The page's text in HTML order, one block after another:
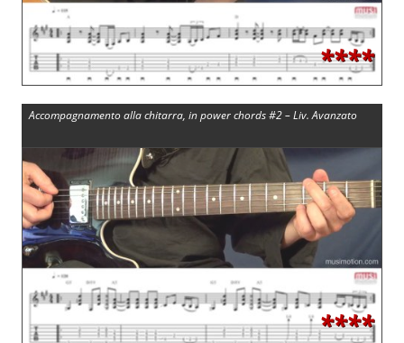
****
Accompagnamento alla chitarra, in power chords #2 – Liv. Avanzato
****